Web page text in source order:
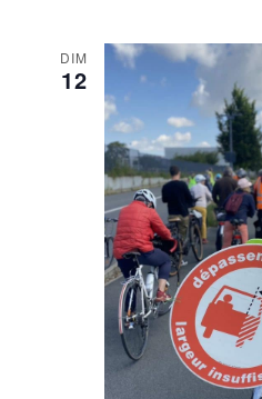
DIM
12